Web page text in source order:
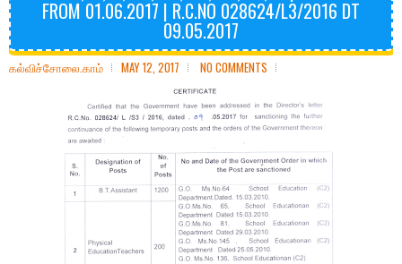
FROM 01.06.2017 | R.C.NO 028624/L3/2016 DT
09.05.2017
கல்விச்சோலை.காம் MAY 12, 2017 NO COMMENTS